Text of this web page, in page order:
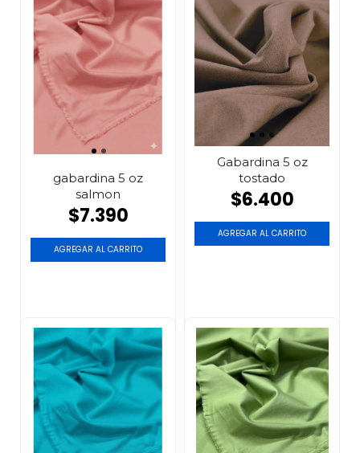
gabardina 5 oz
salmon
$7.390
Gabardina 5 oz
tostado
$6.400
AGREGAR AL CARRITO